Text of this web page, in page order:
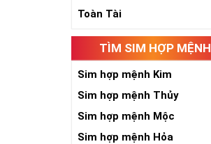
Toàn Tài
TÌM SIM HỢP MỆNH
Sim hợp mệnh Kim
Sim hợp mệnh Thủy
Sim hợp mệnh Mộc
Sim hợp mệnh Hỏa